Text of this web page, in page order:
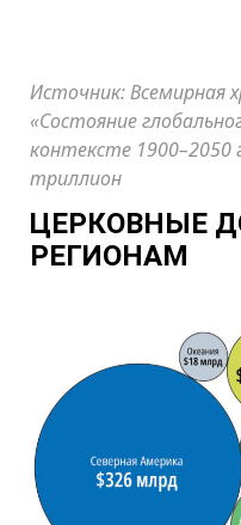
Источник: Всемирная
«Состояние
контексте 1900–2050
триллион
ЦЕРКОВНЫЕ
РЕГИОНАМ